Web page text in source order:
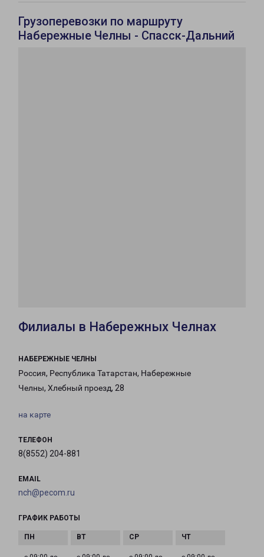
Грузоперевозки по маршруту
Набережные Челны - Спасск-Дальний
Филиалы в Набережных Челнах
НАБЕРЕЖНЫЕ ЧЕЛНЫ
Россия, Республика Татарстан, Набережные
Челны, Хлебный проезд, 28
на карте
ТЕЛЕФОН
8(8552) 204-881
EMAIL
nch@pecom.ru
ГРАФИК РАБОТЫ